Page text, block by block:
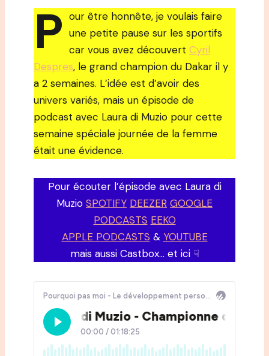
P our être honnête, je voulais faire
une petite pause sur les sportifs
car vous avez découvert Cyril
Despres, le grand champion du Dakar il y
a 2 semaines. L’idée est d’avoir des
univers variés, mais un épisode de
podcast avec Laura di Muzio pour cette
semaine spéciale journée de la femme
était une évidence.
Pour écouter l’épisode avec Laura di
Muzio SPOTIFY DEEZER GOOGLE
PODCASTS EEKO
APPLE PODCASTS & YOUTUBE
mais aussi Castbox… et ici ☟